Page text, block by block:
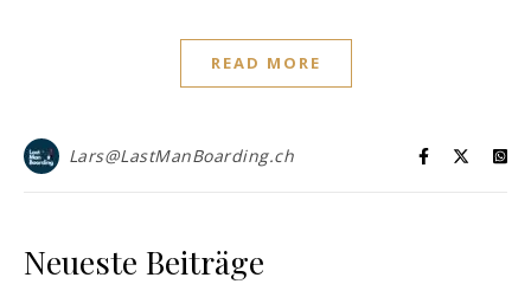
READ MORE
Lars@LastManBoarding.ch
Neueste Beiträge